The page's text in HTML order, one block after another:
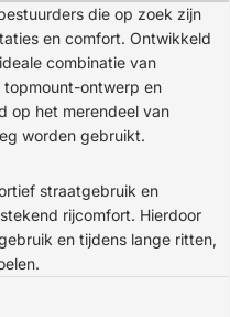
die op zoek zijn
en comfort. Ontwikkeld
combinatie van
topmount-ontwerp en
op het merendeel van
worden gebruikt.
straatgebruik en
rijcomfort. Hierdoor
en tijdens lange ritten,